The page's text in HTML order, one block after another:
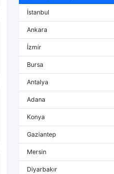
İstanbul
Ankara
İzmir
Bursa
Antalya
Adana
Konya
Gaziantep
Mersin
Diyarbakır